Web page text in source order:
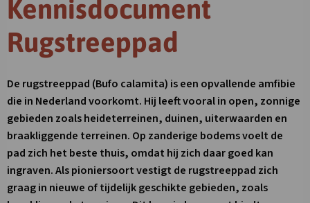
Kennisdocument
Rugstreeppad
De rugstreeppad (Bufo calamita) is een opvallende amfibie
die in Nederland voorkomt. Hij leeft vooral in open, zonnige
gebieden zoals heideterreinen, duinen, uiterwaarden en
braakliggende terreinen. Op zanderige bodems voelt de
pad zich het beste thuis, omdat hij zich daar goed kan
ingraven. Als pioniersoort vestigt de rugstreeppad zich
graag in nieuwe of tijdelijk geschikte gebieden, zoals